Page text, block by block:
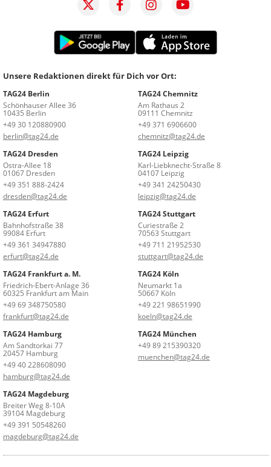
Unsere Redaktionen direkt für Dich vor Ort:
TAG24 Berlin
Schönhauser Allee 36
10435 Berlin
+49 30 120880900
berlin@tag24.de
TAG24 Chemnitz
Am Rathaus 2
09111 Chemnitz
+49 371 6906600
chemnitz@tag24.de
TAG24 Dresden
Ostra-Allee 18
01067 Dresden
+49 351 888-2424
dresden@tag24.de
TAG24 Leipzig
Karl-Liebknecht-Straße 8
04107 Leipzig
+49 341 24250430
leipzig@tag24.de
TAG24 Erfurt
Bahnhofstraße 38
99084 Erfurt
+49 361 34947880
erfurt@tag24.de
TAG24 Stuttgart
Curiestraße 2
70563 Stuttgart
+49 711 21952530
stuttgart@tag24.de
TAG24 Frankfurt a. M.
Friedrich-Ebert-Anlage 36
60325 Frankfurt am Main
+49 69 348750580
frankfurt@tag24.de
TAG24 Köln
Neumarkt 1a
50667 Köln
+49 221 98651990
koeln@tag24.de
TAG24 Hamburg
Am Sandtorkai 77
20457 Hamburg
+49 40 228608090
hamburg@tag24.de
TAG24 München
+49 89 215390320
muenchen@tag24.de
TAG24 Magdeburg
Breiter Weg 8-10A
39104 Magdeburg
+49 391 50548260
magdeburg@tag24.de